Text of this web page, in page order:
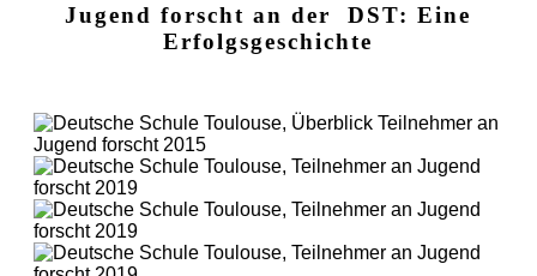
Jugend forscht an der DST: Eine
Erfolgsgeschichte